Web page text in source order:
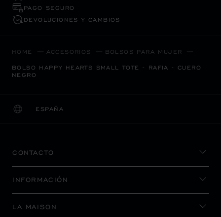
PAGO SEGURO
DEVOLUCIONES Y CAMBIOS
HOME ACCESORIOS BOLSOS PARA MUJER
BOLSO HAPPY HEARTS SMALL TOTE - RAFIA - CUERO
NEGRO
ESPAÑA
LOCALIZACIÓN (CAMBIAR PAÍS)
CAMBIAR PAÍS
CONTACTO
INFORMACIÓN
LA MAISON